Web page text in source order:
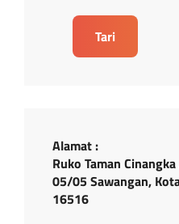
Tari
Alamat :
Ruko Taman
05/05 Sawangan,
16516